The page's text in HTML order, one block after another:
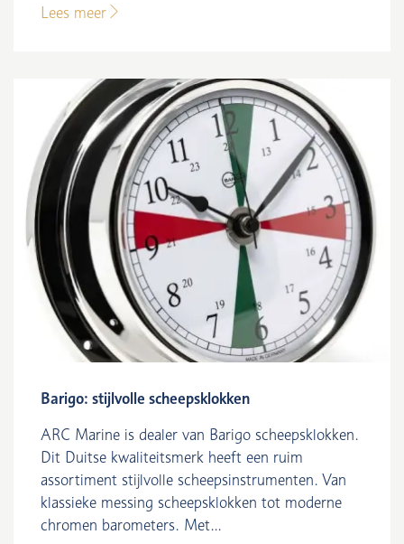
Lees meer
Barigo: stijlvolle scheepsklokken
ARC Marine is dealer van Barigo scheepsklokken.
Dit Duitse kwaliteitsmerk heeft een ruim
assortiment stijlvolle scheepsinstrumenten. Van
klassieke messing scheepsklokken tot moderne
chromen barometers. Met...